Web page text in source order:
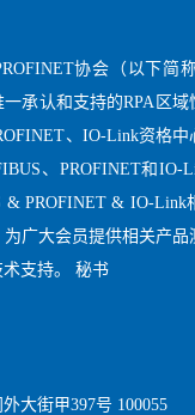
协会（以下简
一承认和支持的RPA区
、IO-Link资格
、PROFINET和
& PROFINET & IO-Link
广大会员提供相关产
支持。 秘书
大街甲397号 100055